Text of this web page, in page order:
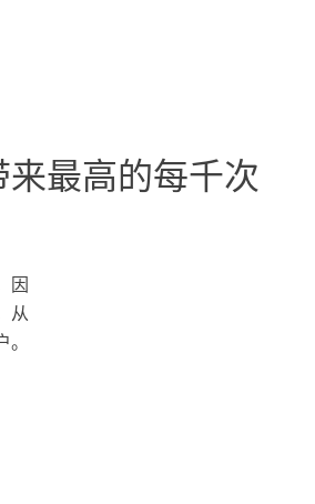
最高的每千次
因
从